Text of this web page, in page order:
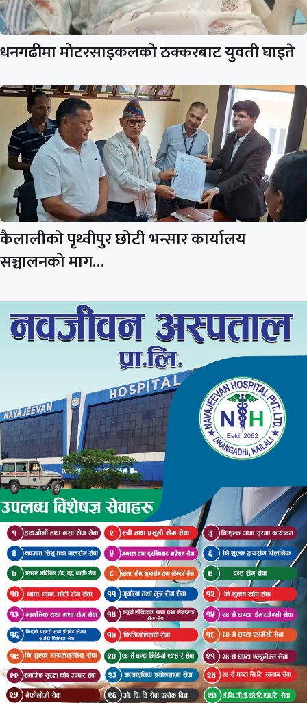
धनगढीमा मोटरसाइकलको ठक्करबाट युवती घाइते
कैलालीको पृथ्वीपुर छोटी भन्सार कार्यालय
सञ्चालनको माग…